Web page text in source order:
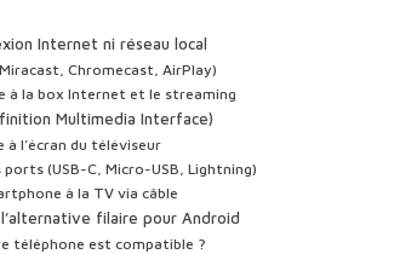
Internet ni réseau local
Chromecast, AirPlay)
à la box Internet et le streaming
Multimedia Interface)
l’écran du téléviseur
(USB-C, Micro-USB, Lightning)
à la TV via câble
filaire pour Android
téléphone est compatible ?